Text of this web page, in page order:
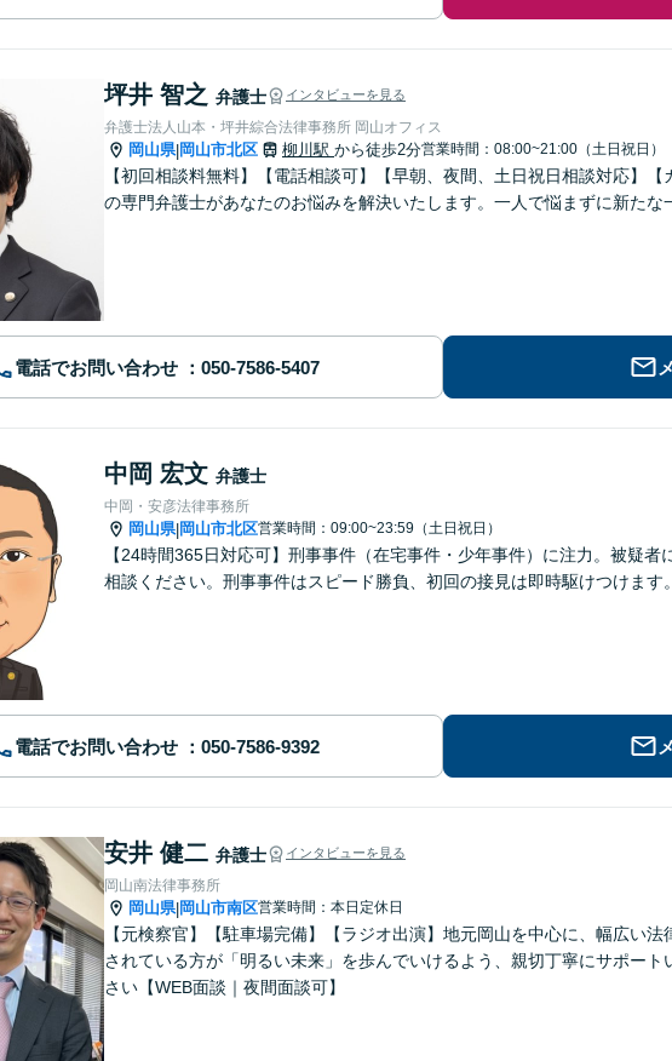
坪井 智之 弁護士 インタビューを見る
弁護士法人山本・坪井綜合法律事務所 岡山オフィス
岡山県|岡山市北区 柳川駅 から徒歩2分営業時間：08:00~21:00（土日祝日）
【初回相談料無料】【電話相談可】【早朝、夜間、土日祝日相談対応】
の専門弁護士があなたのお悩みを解決いたします。一人で悩まずに新たな
電話でお問い合わせ
中岡 宏文 弁護士
中岡・安彦法律事務所
岡山県|岡山市北区営業時間：09:00~23:59（土日祝日）
【24時間365日対応可】刑事事件（在宅事件・少年事件）に注力。被疑
相談ください。刑事事件はスピード勝負、初回の接見は即時駆けつけます
電話でお問い合わせ
安井 健二 弁護士 インタビューを見る
岡山南法律事務所
岡山県|岡山市南区営業時間：本日定休日
【元検察官】【駐車場完備】【ラジオ出演】地元岡山を中心に、幅広い
されている方が「明るい未来」を歩んでいけるよう、親切丁寧にサポー
さい【WEB面談｜夜間面談可】